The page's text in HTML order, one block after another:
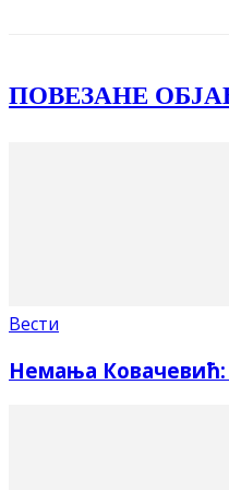
ПОВЕЗАНЕ
Вести
Немања